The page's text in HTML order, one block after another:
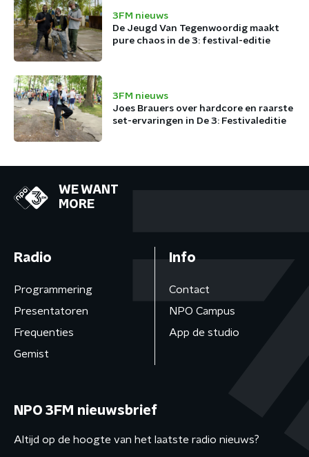
3FM nieuws
De Jeugd Van Tegenwoordig maakt
pure chaos in de 3: festival-editie
3FM nieuws
Joes Brauers over hardcore en raarste
set-ervaringen in De 3: Festivaleditie
WE WANT
MORE
Radio
Programmering
Presentatoren
Frequenties
Gemist
Info
Contact
NPO Campus
App de studio
NPO 3FM nieuwsbrief
Altijd op de hoogte van het laatste radio nieuws?